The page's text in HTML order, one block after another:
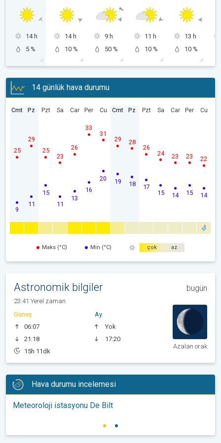
14 h
5 %
14 h
10 %
9 h
50 %
11 h
10 %
13 h
10 %
14 günlük hava durumu
Cmt
9
25
Pz
11
29
Pzt
15
25
Sa
11
23
Car
13
26
Per
16
33
Cu
20
31
Cmt
19
29
Pz
18
28
Pzt
17
26
Sa
15
24
Car
14
23
Per
15
23
Cu
14
22
Maks (°C) Min (°C) çok az
Astronomik bilgiler bugün
23:41 Yerel zaman
Güneş
06:07
21:18
15h 11dk
Ay
Yok
17:20
Azalan orak
Hava durumu incelemesi
Meteoroloji istasyonu De Bilt